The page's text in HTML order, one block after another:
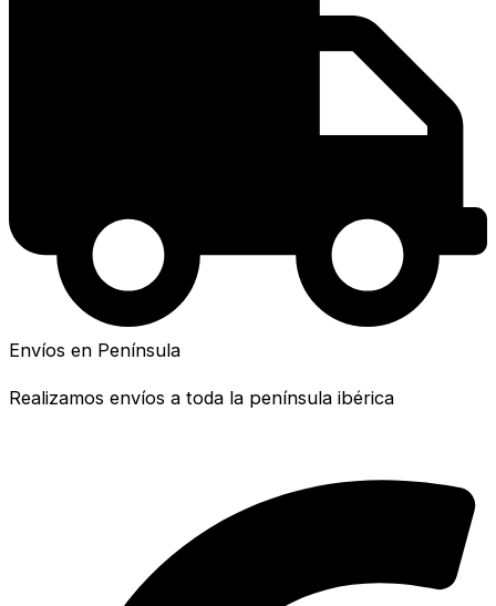
Envíos en Península
Realizamos envíos a toda la península ibérica